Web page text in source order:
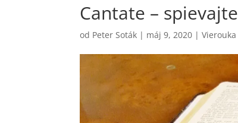
Cantate – spievajte
od Peter Soták | máj 9, 2020 |Vierouka